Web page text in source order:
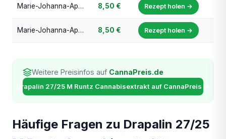
Marie-Johanna-Apotheke, München 8,50 € Rezept holen →
Marie-Johanna-Apotheke, München 8,50 € Rezept holen →
Weitere Preisinfos auf CannaPreis.de
Drapalin 27/25 M Runtz Cannabisextrakt auf CannaPreis →
Häufige Fragen zu Drapalin 27/25